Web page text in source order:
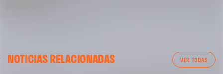
NOTICIAS RELACIONADAS VER TODAS
ENTRENAMIENTO DEL VALENCIA CF 04/03/26